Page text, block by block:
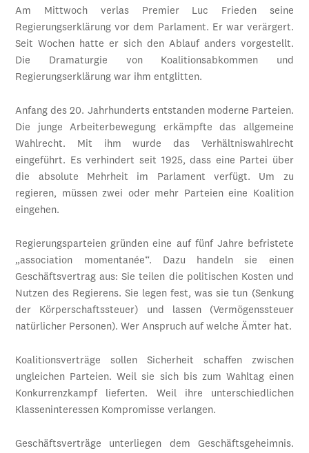
Am Mittwoch verlas Premier Luc Frieden seine
Regierungserklärung vor dem Parlament. Er war verärgert.
Seit Wochen hatte er sich den Ablauf anders vorgestellt.
Die Dramaturgie von Koalitionsabkommen und
Regierungserklärung war ihm entglitten.
Anfang des 20. Jahrhunderts entstanden moderne Parteien.
Die junge Arbeiterbewegung erkämpfte das allgemeine
Wahlrecht. Mit ihm wurde das Verhältniswahlrecht
eingeführt. Es verhindert seit 1925, dass eine Partei über
die absolute Mehrheit im Parlament verfügt. Um zu
regieren, müssen zwei oder mehr Parteien eine Koalition
eingehen.
Regierungsparteien gründen eine auf fünf Jahre befristete
„association momentanée“. Dazu handeln sie einen
Geschäftsvertrag aus: Sie teilen die politischen Kosten und
Nutzen des Regierens. Sie legen fest, was sie tun (Senkung
der Körperschaftssteuer) und lassen (Vermögenssteuer
natürlicher Personen). Wer Anspruch auf welche Ämter hat.
Koalitionsverträge sollen Sicherheit schaffen zwischen
ungleichen Parteien. Weil sie sich bis zum Wahltag einen
Konkurrenzkampf lieferten. Weil ihre unterschiedlichen
Klasseninteressen Kompromisse verlangen.
Geschäftsverträge unterliegen dem Geschäftsgeheimnis.